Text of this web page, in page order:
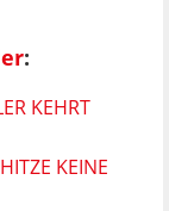
:
KEHRT
KEINE